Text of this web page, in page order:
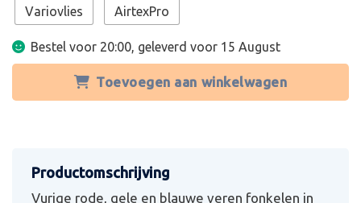
Variovlies AirtexPro
Bestel voor 20:00, geleverd voor 15 August
Toevoegen aan winkelwagen
Vurige rode, gele en blauwe veren fonkelen in